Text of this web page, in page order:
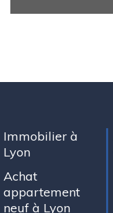
Immobilier à
Lyon
Achat
appartement
neuf à Lyon